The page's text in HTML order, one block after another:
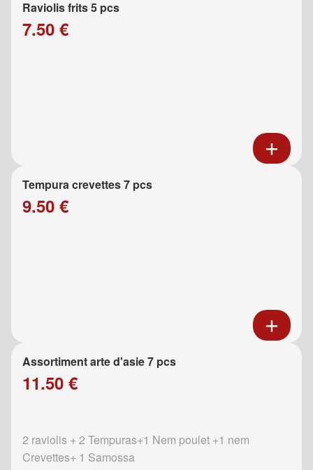
Raviolis frits 5 pcs
7.50 €
Tempura crevettes 7 pcs
9.50 €
Assortiment arte d'asie 7 pcs
11.50 €
2 raviolis + 2 Tempuras+1 Nem poulet +1 nem
Crevettes+ 1 Samossa